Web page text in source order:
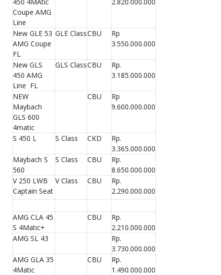
Coupe AMG
Line
New GLE 53
AMG Coupe
FL
GLE ClassCBU
Rp
3.550.000.000
New GLS
450 AMG
Line FL
GLS ClassCBU
Rp.
3.185.000.000
NEW
Maybach
GLS 600
4matic
CBU
Rp
9.600.000.000
S 450 L S Class CKD
Rp.
3.365.000.000
Maybach S
560
S Class CBU
Rp.
8.650.000.000
V 250 LWB
Captain Seat
V Class CBU
Rp.
2.290.000.000
AMG CLA 45
S 4Matic+
CBU
Rp.
2.210.000.000
AMG SL 43
Rp.
3.730.000.000
AMG GLA 35
4Matic
CBU
Rp.
1.490.000.000